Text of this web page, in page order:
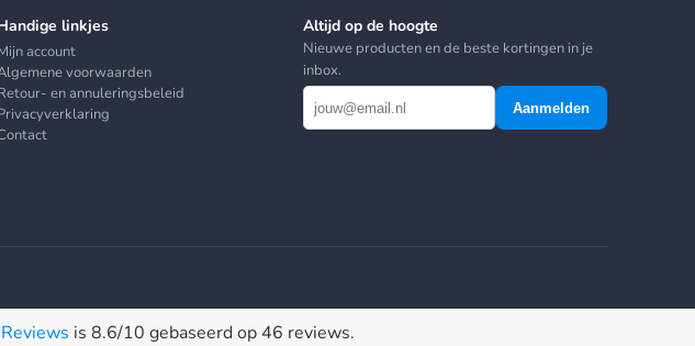
linkjes
account
voorwaarden
en annuleringsbeleid
Altijd op de hoogte
Nieuwe producten en de beste kortingen in je
inbox.
Aanmelden
is 8.6/10 gebaseerd op 46 reviews.